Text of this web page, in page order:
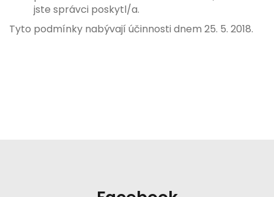
jste správci poskytl/a.
Tyto podmínky nabývají účinnosti dnem 25. 5. 2018.